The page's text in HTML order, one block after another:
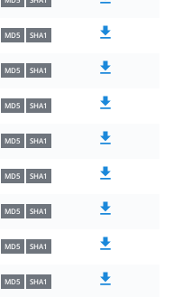
MD5 SHA1
MD5 SHA1
MD5 SHA1
MD5 SHA1
MD5 SHA1
MD5 SHA1
MD5 SHA1
MD5 SHA1